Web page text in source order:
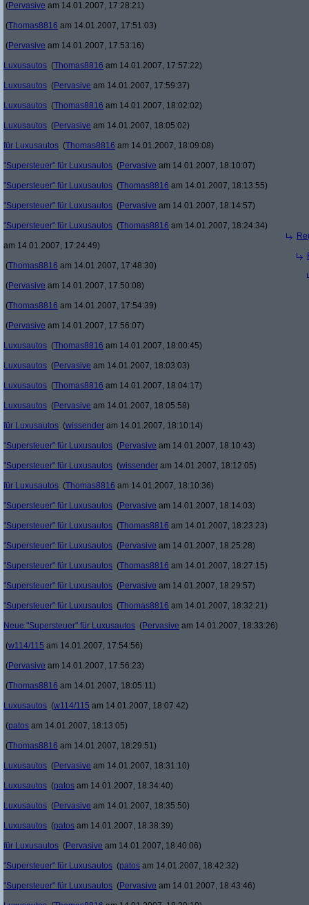
(Pervasive am 14.01.2007, 17:28:21)
(Thomas8816 am 14.01.2007, 17:51:03)
(Pervasive am 14.01.2007, 17:53:16)
Luxusautos (Thomas8816 am 14.01.2007, 17:57:22)
Luxusautos (Pervasive am 14.01.2007, 17:59:37)
Luxusautos (Thomas8816 am 14.01.2007, 18:02:02)
Luxusautos (Pervasive am 14.01.2007, 18:05:02)
für Luxusautos (Thomas8816 am 14.01.2007, 18:09:08)
"Supersteuer" für Luxusautos (Pervasive am 14.01.2007, 18:10:07)
"Supersteuer" für Luxusautos (Thomas8816 am 14.01.2007, 18:13:55)
"Supersteuer" für Luxusautos (Pervasive am 14.01.2007, 18:14:57)
"Supersteuer" für Luxusautos (Thomas8816 am 14.01.2007, 18:24:34)
am 14.01.2007, 17:24:49)
(Thomas8816 am 14.01.2007, 17:48:30)
(Pervasive am 14.01.2007, 17:50:08)
(Thomas8816 am 14.01.2007, 17:54:39)
(Pervasive am 14.01.2007, 17:56:07)
Luxusautos (Thomas8816 am 14.01.2007, 18:00:45)
Luxusautos (Pervasive am 14.01.2007, 18:03:03)
Luxusautos (Thomas8816 am 14.01.2007, 18:04:17)
Luxusautos (Pervasive am 14.01.2007, 18:05:58)
für Luxusautos (wissender am 14.01.2007, 18:10:14)
"Supersteuer" für Luxusautos (Pervasive am 14.01.2007, 18:10:43)
"Supersteuer" für Luxusautos (wissender am 14.01.2007, 18:12:05)
für Luxusautos (Thomas8816 am 14.01.2007, 18:10:36)
"Supersteuer" für Luxusautos (Pervasive am 14.01.2007, 18:14:03)
"Supersteuer" für Luxusautos (Thomas8816 am 14.01.2007, 18:23:23)
"Supersteuer" für Luxusautos (Pervasive am 14.01.2007, 18:25:28)
"Supersteuer" für Luxusautos (Thomas8816 am 14.01.2007, 18:27:15)
"Supersteuer" für Luxusautos (Pervasive am 14.01.2007, 18:29:57)
"Supersteuer" für Luxusautos (Thomas8816 am 14.01.2007, 18:32:21)
Neue "Supersteuer" für Luxusautos (Pervasive am 14.01.2007, 18:33:26)
(w114/115 am 14.01.2007, 17:54:56)
(Pervasive am 14.01.2007, 17:56:23)
(Thomas8816 am 14.01.2007, 18:05:11)
Luxusautos (w114/115 am 14.01.2007, 18:07:42)
(patos am 14.01.2007, 18:13:05)
(Thomas8816 am 14.01.2007, 18:29:51)
Luxusautos (Pervasive am 14.01.2007, 18:31:10)
Luxusautos (patos am 14.01.2007, 18:34:40)
Luxusautos (Pervasive am 14.01.2007, 18:35:50)
Luxusautos (patos am 14.01.2007, 18:38:39)
für Luxusautos (Pervasive am 14.01.2007, 18:40:06)
"Supersteuer" für Luxusautos (patos am 14.01.2007, 18:42:32)
"Supersteuer" für Luxusautos (Pervasive am 14.01.2007, 18:43:46)